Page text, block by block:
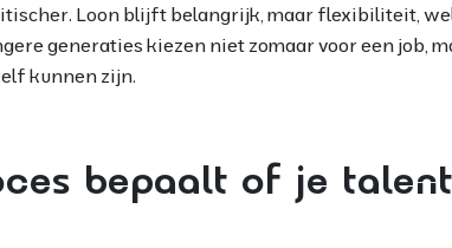
Loon blijft belangrijk, maar flexibiliteit,
generaties kiezen niet zomaar voor een job,
kunnen zijn.
bepaalt of je